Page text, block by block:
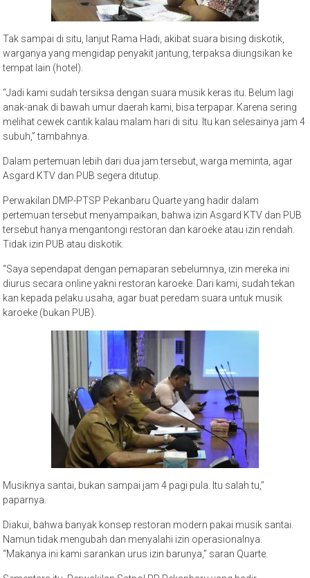
Tak sampai di situ, lanjut Rama Hadi, akibat suara bising diskotik,
warganya yang mengidap penyakit jantung, terpaksa diungsikan ke
tempat lain (hotel).
“Jadi kami sudah tersiksa dengan suara musik keras itu. Belum lagi
anak-anak di bawah umur daerah kami, bisa terpapar. Karena sering
melihat cewek cantik kalau malam hari di situ. Itu kan selesainya jam 4
subuh,” tambahnya.
Dalam pertemuan lebih dari dua jam tersebut, warga meminta, agar
Asgard KTV dan PUB segera ditutup.
Perwakilan DMP-PTSP Pekanbaru Quarte yang hadir dalam
pertemuan tersebut menyampaikan, bahwa izin Asgard KTV dan PUB
tersebut hanya mengantongi restoran dan karoeke atau izin rendah.
Tidak izin PUB atau diskotik.
“Saya sependapat dengan pemaparan sebelumnya, izin mereka ini
diurus secara online yakni restoran karoeke. Dari kami, sudah tekan
kan kepada pelaku usaha, agar buat peredam suara untuk musik
karoeke (bukan PUB).
Musiknya santai, bukan sampai jam 4 pagi pula. Itu salah tu,”
paparnya.
Diakui, bahwa banyak konsep restoran modern pakai musik santai.
Namun tidak mengubah dan menyalahi izin operasionalnya.
“Makanya ini kami sarankan urus izin barunya,” saran Quarte.